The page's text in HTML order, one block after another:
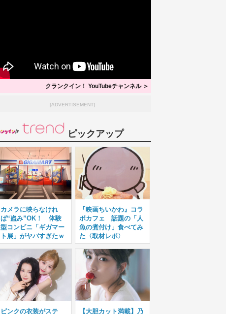
クランクイン！ YouTubeチャンネル ＞
[ADVERTISEMENT]
ピックアップ
カメラに映らなけれ
ば“盗み”OK！ 体験
型コンビニ「ギガマー
ト展」がヤバすぎたｗ
『映画ちいかわ』コラ
ボカフェ 話題の「人
魚の煮付け」食べてみ
た〈取材レポ〉
ピンクの衣装がステ 【大胆カット満載】乃